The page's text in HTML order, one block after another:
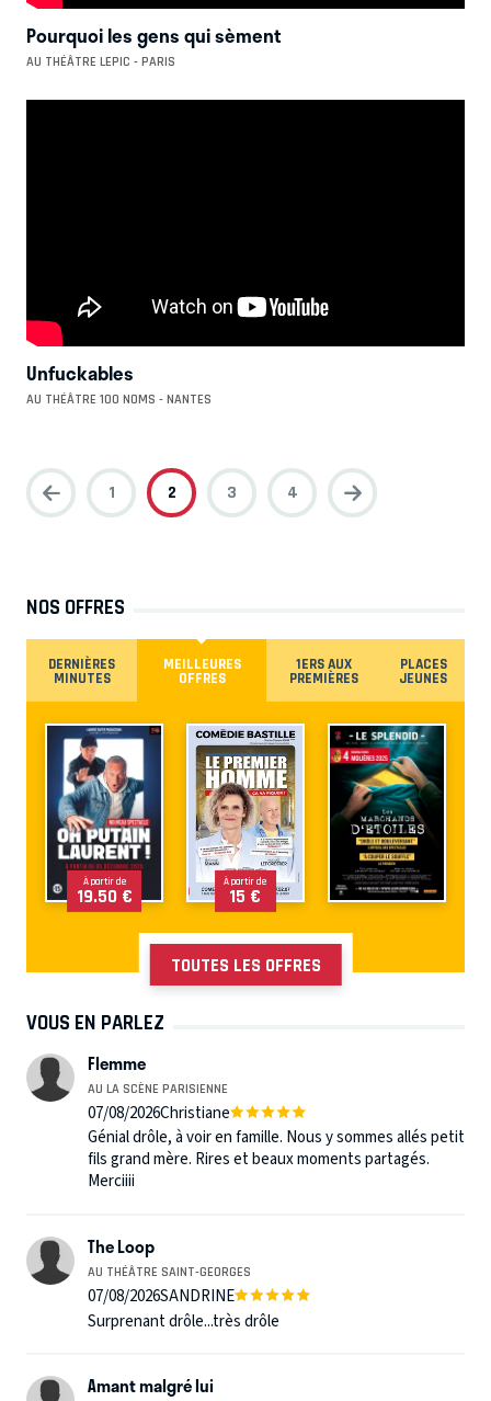
Pourquoi les gens qui sèment
AU THÉÂTRE LEPIC - PARIS
Unfuckables
AU THÉÂTRE 100 NOMS - NANTES
1 2 3 4
NOS OFFRES
DERNIÈRES
MINUTES
MEILLEURES
OFFRES
1ERS AUX
PREMIÈRES
PLACES
JEUNES
À partir de
19.50 €
À partir de
15 €
TOUTES LES OFFRES
VOUS EN PARLEZ
Flemme
AU LA SCÈNE PARISIENNE
07/08/2026Christiane
Génial drôle, à voir en famille. Nous y sommes allés petit
fils grand mère. Rires et beaux moments partagés.
Merciiii
The Loop
AU THÉÂTRE SAINT-GEORGES
07/08/2026SANDRINE
Surprenant drôle...très drôle
Amant malgré lui